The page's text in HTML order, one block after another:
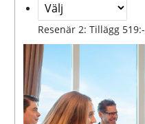
Resenär 2: Tillägg 519:-